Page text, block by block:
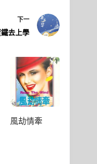
下一
去上學
風劫情牽